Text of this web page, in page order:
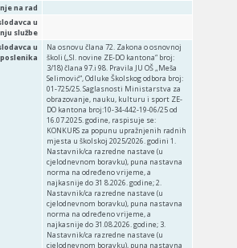
na rad
u
službe
u
Na osnovu člana 72. Zakona o osnovnoj
školi („Sl. novine ZE-DO kantona“ broj:
3/18) člana 97.i 98. Pravila JU OŠ „Meša
Selimović“, Odluke Školskog odbora broj:
01-725/25. Saglasnosti Ministarstva za
obrazovanje, nauku, kulturu i sport ZE-
DO kantona broj:10-34-442-19-06/25 od
16.07.2025. godine, raspisuje se:
KONKURS za popunu upražnjenih radnih
mjesta u školskoj 2025/2026. godini 1.
Nastavnik/ca razredne nastave (u
cjelodnevnom boravku), puna nastavna
norma na određeno vrijeme, a
najkasnije do 31 8.2026. godine; 2.
Nastavnik/ca razredne nastave (u
cjelodnevnom boravku), puna nastavna
norma na određeno vrijeme, a
najkasnije do 31.08.2026. godine; 3.
Nastavnik/ca razredne nastave (u
cjelodnevnom boravku), puna nastavna